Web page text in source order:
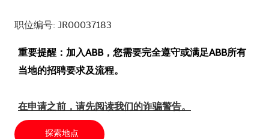
职位编号: JR00037183
重要提醒：加入ABB，您需要完全遵守或满足ABB所有
当地的招聘要求及流程。
在申请之前，请先阅读我们的诈骗警告。
探索地点